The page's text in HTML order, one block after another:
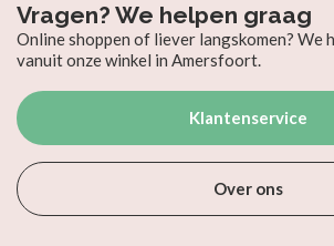
Vragen? We helpen graag
Online shoppen of liever langskomen? We
vanuit onze winkel in Amersfoort.
Klantenservice
Over ons